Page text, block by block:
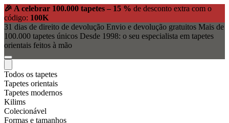
🎉 A celebrar 100.000 tapetes – 15 % de desconto extra com o
código: 100K
31 dias de direito de devolução Envio e devolução gratuitos Mais de
100.000 tapetes únicos Desde 1998: o seu especialista em tapetes
orientais feitos à mão
Todos os tapetes
Tapetes orientais
Tapetes modernos
Kilims
Colecionável
Formas e tamanhos